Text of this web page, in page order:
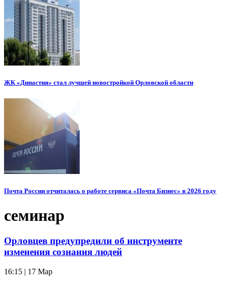
ЖК «Династия» стал лучшей новостройкой Орловской области
Почта России отчиталась о работе сервиса «Почта Бизнес» в 2026 году
семинар
Орловцев предупредили об инструменте
изменения сознания людей
16:15 | 17 Мар